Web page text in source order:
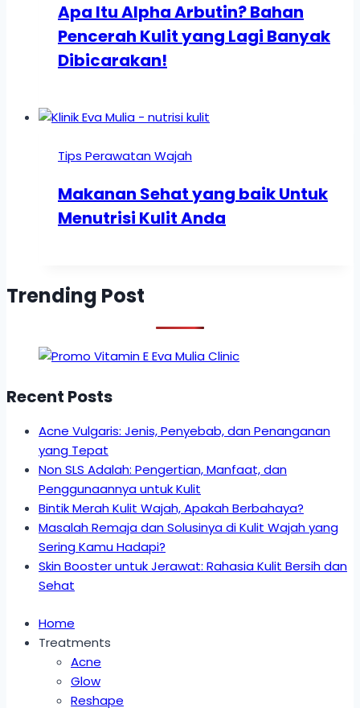
Apa Itu Alpha Arbutin? Bahan
Pencerah Kulit yang Lagi Banyak
Dibicarakan!
Tips Perawatan Wajah
Makanan Sehat yang baik Untuk
Menutrisi Kulit Anda
Trending Post
Recent Posts
Acne Vulgaris: Jenis, Penyebab, dan Penanganan
yang Tepat
Non SLS Adalah: Pengertian, Manfaat, dan
Penggunaannya untuk Kulit
Bintik Merah Kulit Wajah, Apakah Berbahaya?
Masalah Remaja dan Solusinya di Kulit Wajah yang
Sering Kamu Hadapi?
Skin Booster untuk Jerawat: Rahasia Kulit Bersih dan
Sehat
Home
Treatments
Acne
Glow
Reshape